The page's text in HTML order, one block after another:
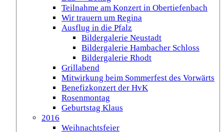
Teilnahme am Konzert in Obertiefenbach
Wir trauern um Regina
Ausflug in die Pfalz
Bildergalerie Neustadt
Bildergalerie Hambacher Schloss
Bildergalerie Rhodt
Grillabend
Mitwirkung beim Sommerfest des Vorwärts
Benefizkonzert der HvK
Rosenmontag
Geburtstag Klaus
2016
Weihnachtsfeier